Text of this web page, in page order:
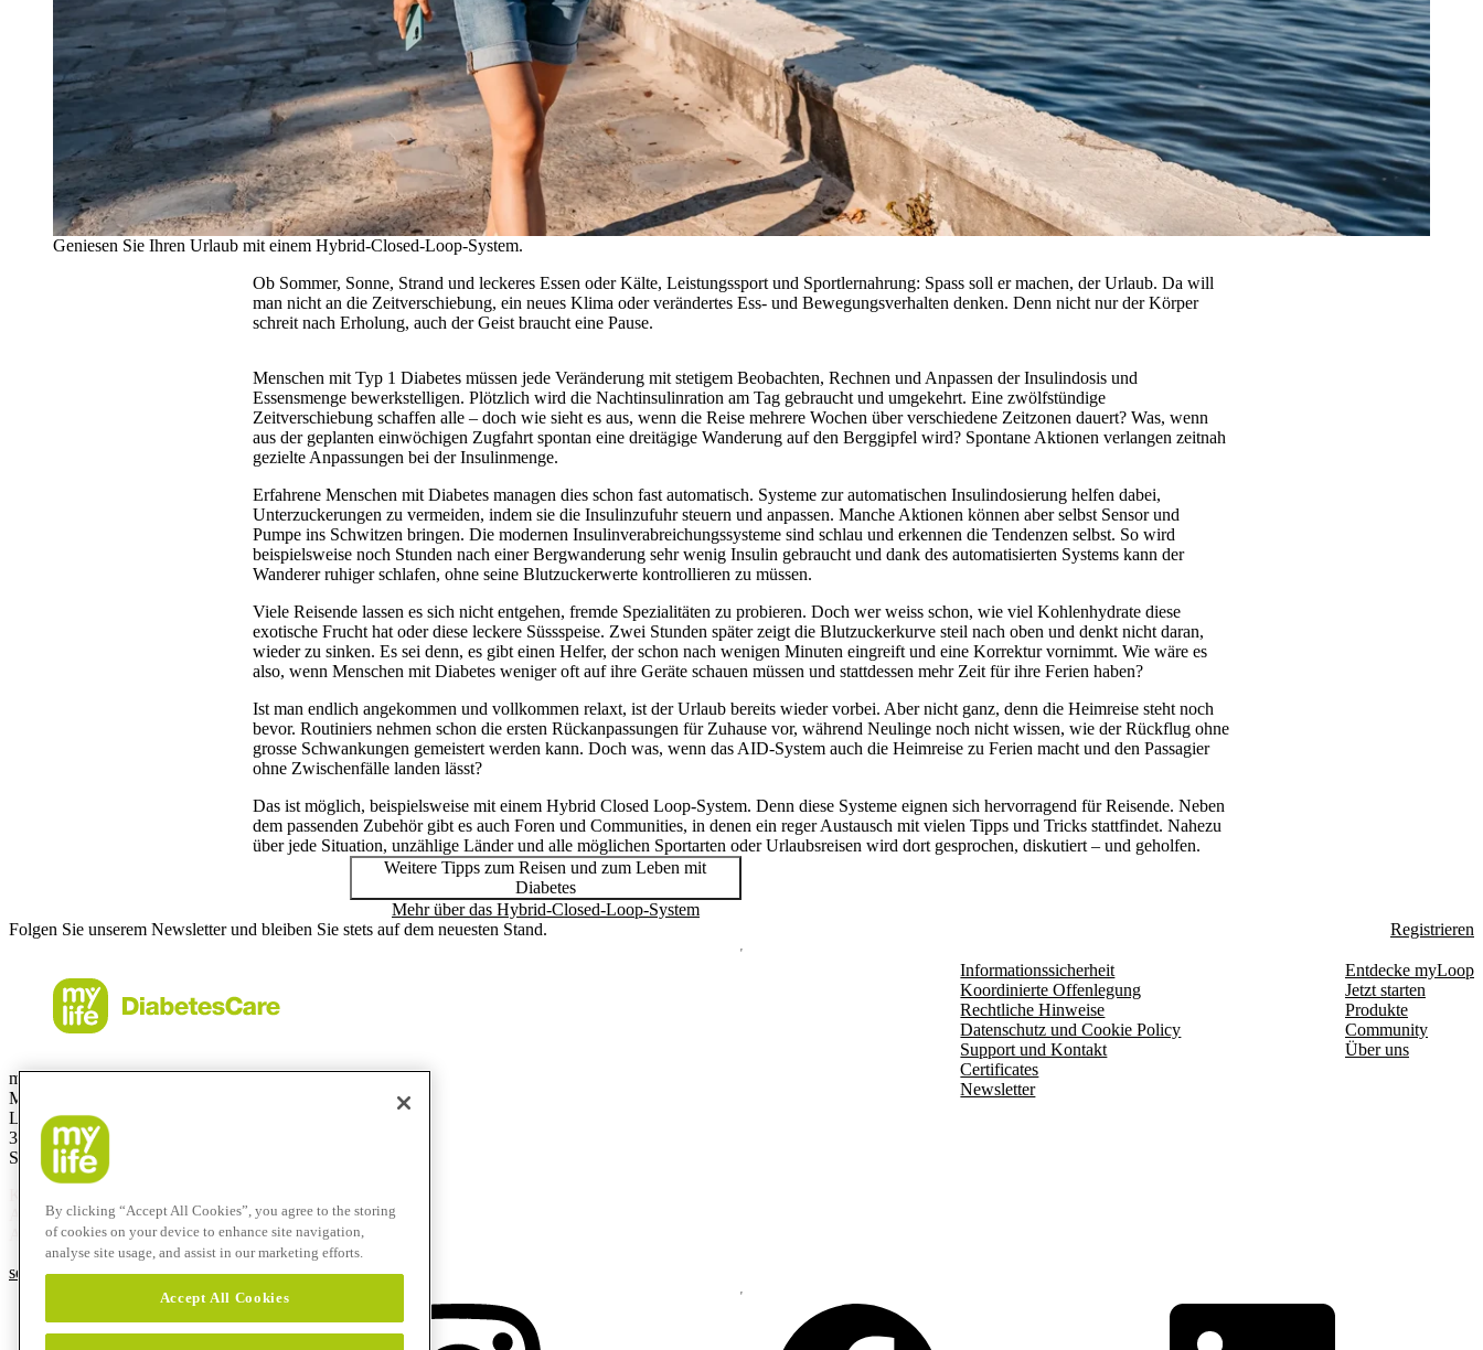
Geniesen Sie Ihren Urlaub mit einem Hybrid-Closed-Loop-System.
Ob Sommer, Sonne, Strand und leckeres Essen oder Kälte, Leistungssport und Sportlernahrung: Spass soll er machen, der Urlaub. Da will
man nicht an die Zeitverschiebung, ein neues Klima oder verändertes Ess- und Bewegungsverhalten denken. Denn nicht nur der Körper
schreit nach Erholung, auch der Geist braucht eine Pause.
Menschen mit Typ 1 Diabetes müssen jede Veränderung mit stetigem Beobachten, Rechnen und Anpassen der Insulindosis und
Essensmenge bewerkstelligen. Plötzlich wird die Nachtinsulinration am Tag gebraucht und umgekehrt. Eine zwölfstündige
Zeitverschiebung schaffen alle – doch wie sieht es aus, wenn die Reise mehrere Wochen über verschiedene Zeitzonen dauert? Was, wenn
aus der geplanten einwöchigen Zugfahrt spontan eine dreitägige Wanderung auf den Berggipfel wird? Spontane Aktionen verlangen zeitnah
gezielte Anpassungen bei der Insulinmenge.
Erfahrene Menschen mit Diabetes managen dies schon fast automatisch. Systeme zur automatischen Insulindosierung helfen dabei,
Unterzuckerungen zu vermeiden, indem sie die Insulinzufuhr steuern und anpassen. Manche Aktionen können aber selbst Sensor und
Pumpe ins Schwitzen bringen. Die modernen Insulinverabreichungssysteme sind schlau und erkennen die Tendenzen selbst. So wird
beispielsweise noch Stunden nach einer Bergwanderung sehr wenig Insulin gebraucht und dank des automatisierten Systems kann der
Wanderer ruhiger schlafen, ohne seine Blutzuckerwerte kontrollieren zu müssen.
Viele Reisende lassen es sich nicht entgehen, fremde Spezialitäten zu probieren. Doch wer weiss schon, wie viel Kohlenhydrate diese
exotische Frucht hat oder diese leckere Süssspeise. Zwei Stunden später zeigt die Blutzuckerkurve steil nach oben und denkt nicht daran,
wieder zu sinken. Es sei denn, es gibt einen Helfer, der schon nach wenigen Minuten eingreift und eine Korrektur vornimmt. Wie wäre es
also, wenn Menschen mit Diabetes weniger oft auf ihre Geräte schauen müssen und stattdessen mehr Zeit für ihre Ferien haben?
Ist man endlich angekommen und vollkommen relaxt, ist der Urlaub bereits wieder vorbei. Aber nicht ganz, denn die Heimreise steht noch
bevor. Routiniers nehmen schon die ersten Rückanpassungen für Zuhause vor, während Neulinge noch nicht wissen, wie der Rückflug ohne
grosse Schwankungen gemeistert werden kann. Doch was, wenn das AID-System auch die Heimreise zu Ferien macht und den Passagier
ohne Zwischenfälle landen lässt?
Das ist möglich, beispielsweise mit einem Hybrid Closed Loop-System. Denn diese Systeme eignen sich hervorragend für Reisende. Neben
dem passenden Zubehör gibt es auch Foren und Communities, in denen ein reger Austausch mit vielen Tipps und Tricks stattfindet. Nahezu
über jede Situation, unzählige Länder und alle möglichen Sportarten oder Urlaubsreisen wird dort gesprochen, diskutiert – und geholfen.
Weitere Tipps zum Reisen und zum Leben mit
Diabetes
Mehr über das Hybrid-Closed-Loop-System
Folgen Sie unserem Newsletter und bleiben Sie stets auf dem neuesten Stand.
Registrieren
mylife Diabetes Care AG
Markt Schweiz
Lyssachstrasse 40
3400 Burgdorf
Switzerland
Aus der Schweiz:0800 44 11 44
Aus dem Ausland: +41 58 234 71 11
service@mylife-diabetescare.ch
Informationssicherheit
Koordinierte Offenlegung
Rechtliche Hinweise
Datenschutz und Cookie Policy
Support und Kontakt
Certificates
Newsletter
Entdecke myLoop
Jetzt starten
Produkte
Community
Über uns
By clicking “Accept All Cookies”, you agree to the storing
of cookies on your device to enhance site navigation,
analyse site usage, and assist in our marketing efforts.
Accept All Cookies